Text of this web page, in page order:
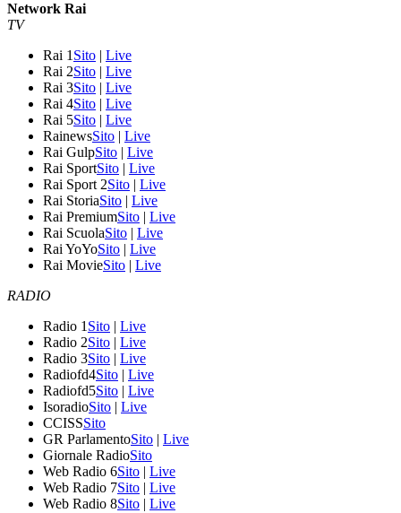
Network Rai
TV
Rai 1 Sito | Live
Rai 2Sito | Live
Rai 3Sito | Live
Rai 4Sito | Live
Rai 5Sito | Live
RainewsSito | Live
Rai GulpSito | Live
Rai SportSito | Live
Rai Sport 2Sito | Live
Rai StoriaSito | Live
Rai PremiumSito | Live
Rai ScuolaSito | Live
Rai YoYoSito | Live
Rai MovieSito | Live
RADIO
Radio 1 Sito | Live
Radio 2Sito | Live
Radio 3Sito | Live
Radiofd4Sito | Live
Radiofd5Sito | Live
IsoradioSito | Live
CCISSSito
GR ParlamentoSito | Live
Giornale RadioSito
Web Radio 6Sito | Live
Web Radio 7Sito | Live
Web Radio 8Sito | Live